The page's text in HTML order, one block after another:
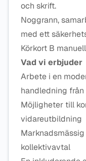
och skrift.
Noggrann,
med ett
Körkort B manuell
Vad vi erbjuder
Arbete i en
handledning
Möjligheter till
vidareutbildning
kollektivavtal